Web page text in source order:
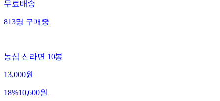
무료배송
813명구매중
농심 신라면 10봉
13,000원
18%10,600원